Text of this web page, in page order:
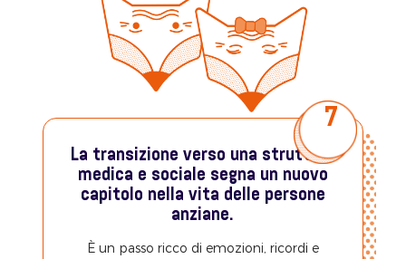
7
La transizione verso una struttura
medica e sociale segna un nuovo
capitolo nella vita delle persone
anziane.
È un passo ricco di emozioni, ricordi e